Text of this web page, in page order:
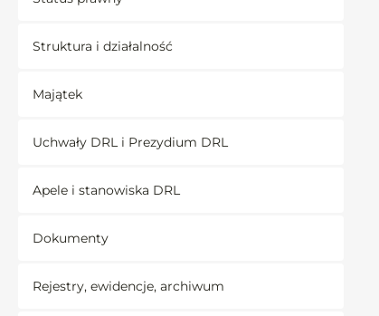
Struktura i działalność
Majątek
Uchwały DRL i Prezydium DRL
Apele i stanowiska DRL
Dokumenty
Rejestry, ewidencje, archiwum